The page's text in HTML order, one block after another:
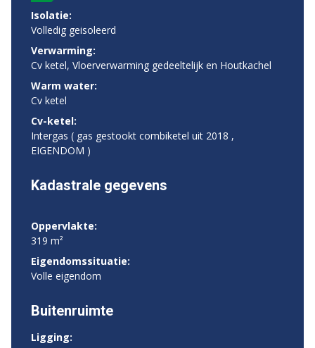
Isolatie:
Volledig geisoleerd
Verwarming:
Cv ketel, Vloerverwarming gedeeltelijk en Houtkachel
Warm water:
Cv ketel
Cv-ketel:
Intergas ( gas gestookt combiketel uit 2018 ,
EIGENDOM )
Kadastrale gegevens
Oppervlakte:
319 m²
Eigendomssituatie:
Volle eigendom
Buitenruimte
Ligging: